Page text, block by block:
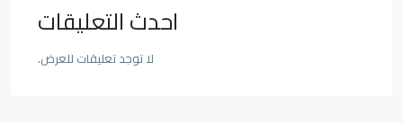
احدث التعليقات
لا توجد تعليقات للعرض.